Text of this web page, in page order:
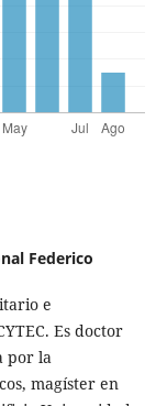
Federico
e
Es doctor
por la
magíster en